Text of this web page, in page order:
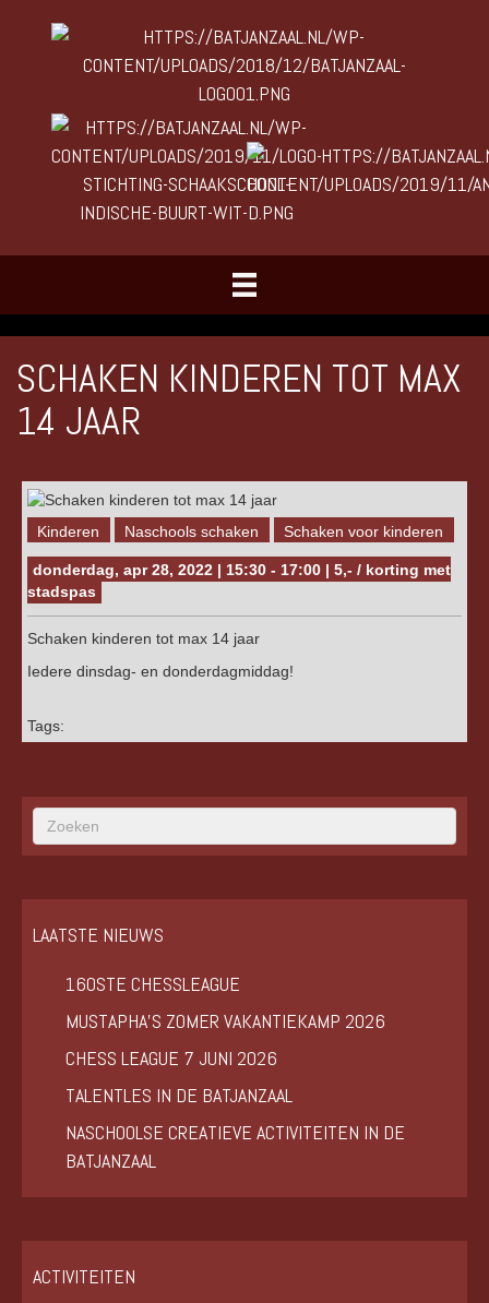
SCHAKEN KINDEREN TOT MAX
14 JAAR
Kinderen Naschools schaken Schaken voor kinderen
donderdag, apr 28, 2022 | 15:30 - 17:00 | 5,- / korting met
stadspas
Schaken kinderen tot max 14 jaar
Iedere dinsdag- en donderdagmiddag!
Tags:
LAATSTE NIEUWS
160STE CHESSLEAGUE
MUSTAPHA’S ZOMER VAKANTIEKAMP 2026
CHESS LEAGUE 7 JUNI 2026
TALENTLES IN DE BATJANZAAL
NASCHOOLSE CREATIEVE ACTIVITEITEN IN DE
BATJANZAAL
ACTIVITEITEN